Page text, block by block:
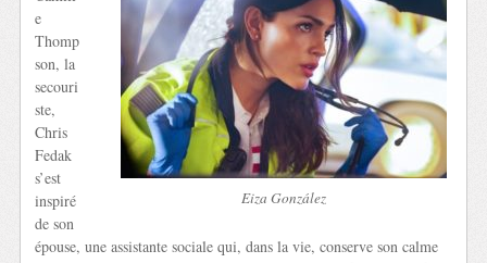
Eiza González
e
Thomp
son, la
secouri
ste,
Chris
Fedak
s’est
inspiré
de son
épouse, une assistante sociale qui, dans la vie, conserve son calme